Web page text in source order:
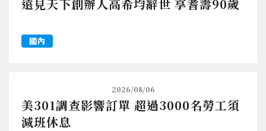
遠見天下創辦人高希均辭世 享耆壽90歲
國內
2026/08/06
美301調查影響訂單 超過3000名勞工須
減班休息